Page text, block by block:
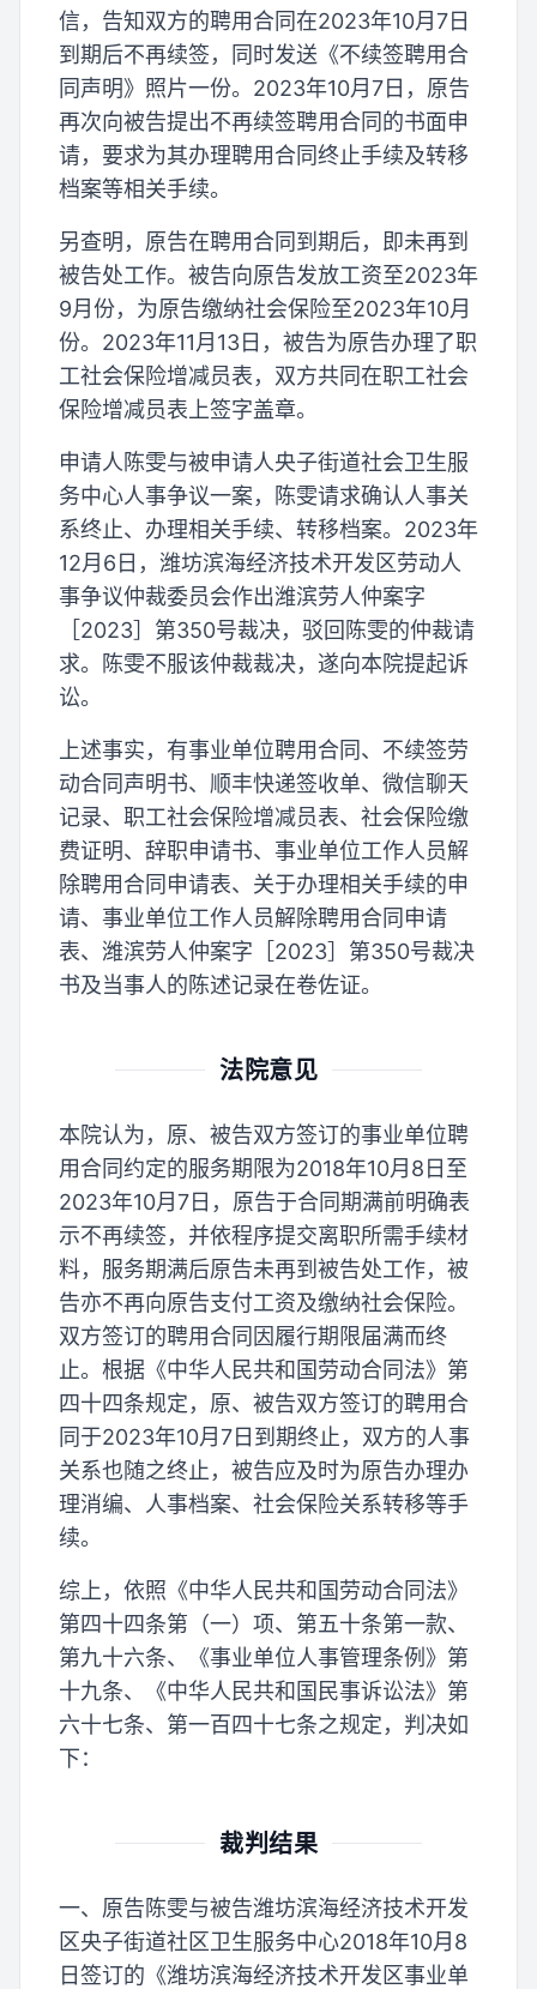
信，告知双方的聘用合同在2023年10月7日
到期后不再续签，同时发送《不续签聘用合
同声明》照片一份。2023年10月7日，原告
再次向被告提出不再续签聘用合同的书面申
请，要求为其办理聘用合同终止手续及转移
档案等相关手续。
另查明，原告在聘用合同到期后，即未再到
被告处工作。被告向原告发放工资至2023年
9月份，为原告缴纳社会保险至2023年10月
份。2023年11月13日，被告为原告办理了职
工社会保险增减员表，双方共同在职工社会
保险增减员表上签字盖章。
申请人陈雯与被申请人央子街道社会卫生服
务中心人事争议一案，陈雯请求确认人事关
系终止、办理相关手续、转移档案。2023年
12月6日，潍坊滨海经济技术开发区劳动人
事争议仲裁委员会作出潍滨劳人仲案字
［2023］第350号裁决，驳回陈雯的仲裁请
求。陈雯不服该仲裁裁决，遂向本院提起诉
讼。
上述事实，有事业单位聘用合同、不续签劳
动合同声明书、顺丰快递签收单、微信聊天
记录、职工社会保险增减员表、社会保险缴
费证明、辞职申请书、事业单位工作人员解
除聘用合同申请表、关于办理相关手续的申
请、事业单位工作人员解除聘用合同申请
表、潍滨劳人仲案字［2023］第350号裁决
书及当事人的陈述记录在卷佐证。
法院意见
本院认为，原、被告双方签订的事业单位聘
用合同约定的服务期限为2018年10月8日至
2023年10月7日，原告于合同期满前明确表
示不再续签，并依程序提交离职所需手续材
料，服务期满后原告未再到被告处工作，被
告亦不再向原告支付工资及缴纳社会保险。
双方签订的聘用合同因履行期限届满而终
止。根据《中华人民共和国劳动合同法》第
四十四条规定，原、被告双方签订的聘用合
同于2023年10月7日到期终止，双方的人事
关系也随之终止，被告应及时为原告办理办
理消编、人事档案、社会保险关系转移等手
续。
综上，依照《中华人民共和国劳动合同法》
第四十四条第（一）项、第五十条第一款、
第九十六条、《事业单位人事管理条例》第
十九条、《中华人民共和国民事诉讼法》第
六十七条、第一百四十七条之规定，判决如
下：
裁判结果
一、原告陈雯与被告潍坊滨海经济技术开发
区央子街道社区卫生服务中心2018年10月8
日签订的《潍坊滨海经济技术开发区事业单